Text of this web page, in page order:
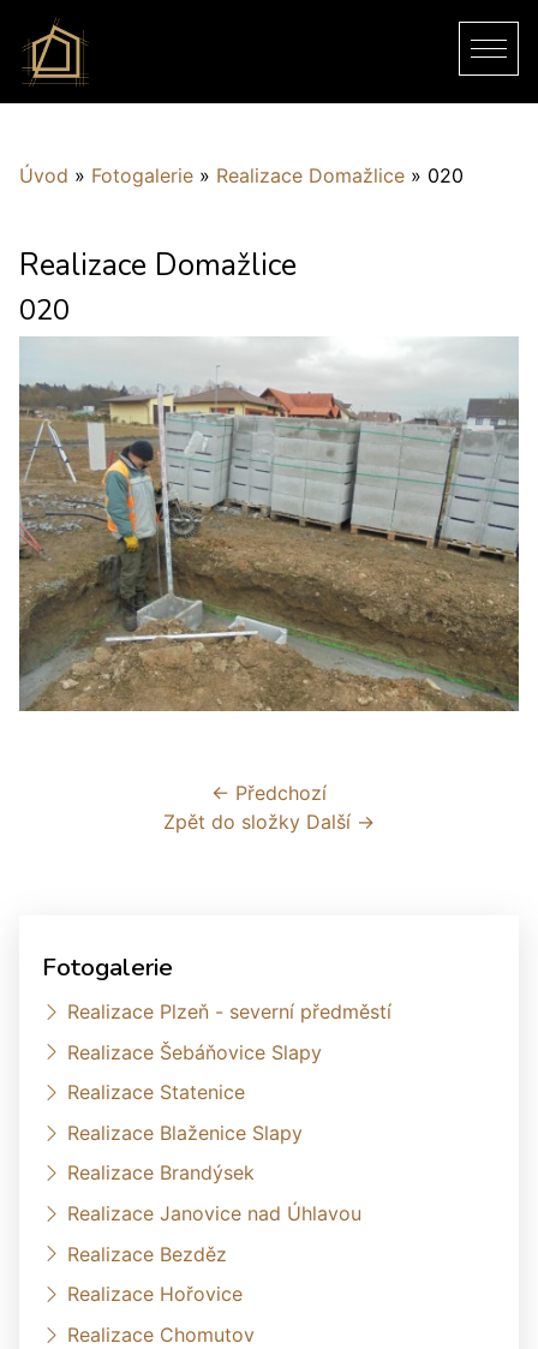
Úvod » Fotogalerie » Realizace Domažlice » 020
Realizace Domažlice
020
← Předchozí
Zpět do složky Další →
Fotogalerie
Realizace Plzeň - severní předměstí
Realizace Šebáňovice Slapy
Realizace Statenice
Realizace Blaženice Slapy
Realizace Brandýsek
Realizace Janovice nad Úhlavou
Realizace Bezděz
Realizace Hořovice
Realizace Chomutov